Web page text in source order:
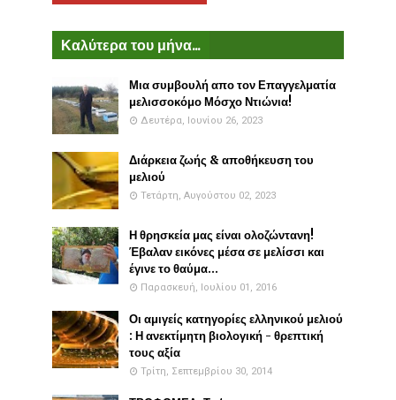
Καλύτερα του μήνα...
Μια συμβουλή απο τον Επαγγελματία
μελισσοκόμο Μόσχο Ντιώνια!
Δευτέρα, Ιουνίου 26, 2023
Διάρκεια ζωής & αποθήκευση του
μελιού
Τετάρτη, Αυγούστου 02, 2023
Η θρησκεία μας είναι ολοζώντανη!
Έβαλαν εικόνες μέσα σε μελίσσι και
έγινε το θαύμα...
Παρασκευή, Ιουλίου 01, 2016
Οι αμιγείς κατηγορίες ελληνικού μελιού
: Η ανεκτίμητη βιολογική - θρεπτική
τους αξία
Τρίτη, Σεπτεμβρίου 30, 2014